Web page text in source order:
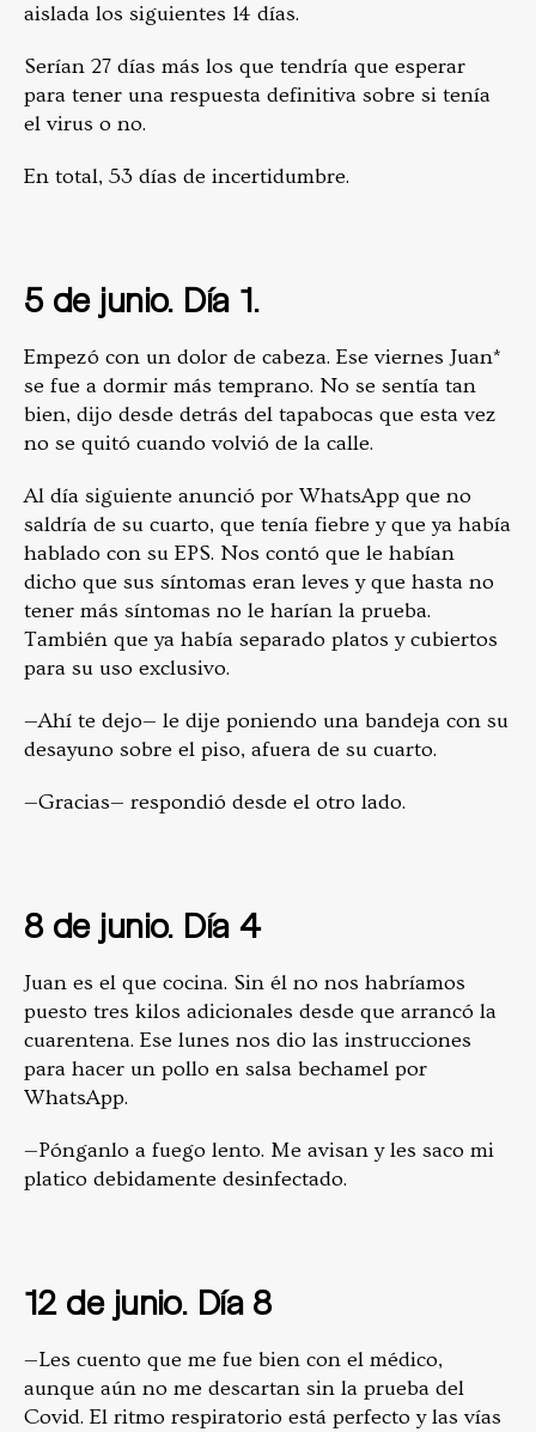
aislada los siguientes 14 días.
Serían 27 días más los que tendría que esperar
para tener una respuesta definitiva sobre si tenía
el virus o no.
En total, 53 días de incertidumbre.
5 de junio. Día 1.
Empezó con un dolor de cabeza. Ese viernes Juan*
se fue a dormir más temprano. No se sentía tan
bien, dijo desde detrás del tapabocas que esta vez
no se quitó cuando volvió de la calle.
Al día siguiente anunció por WhatsApp que no
saldría de su cuarto, que tenía fiebre y que ya había
hablado con su EPS. Nos contó que le habían
dicho que sus síntomas eran leves y que hasta no
tener más síntomas no le harían la prueba.
También que ya había separado platos y cubiertos
para su uso exclusivo.
—Ahí te dejo— le dije poniendo una bandeja con su
desayuno sobre el piso, afuera de su cuarto.
—Gracias— respondió desde el otro lado.
8 de junio. Día 4
Juan es el que cocina. Sin él no nos habríamos
puesto tres kilos adicionales desde que arrancó la
cuarentena. Ese lunes nos dio las instrucciones
para hacer un pollo en salsa bechamel por
WhatsApp.
—Pónganlo a fuego lento. Me avisan y les saco mi
platico debidamente desinfectado.
12 de junio. Día 8
—Les cuento que me fue bien con el médico,
aunque aún no me descartan sin la prueba del
Covid. El ritmo respiratorio está perfecto y las vías